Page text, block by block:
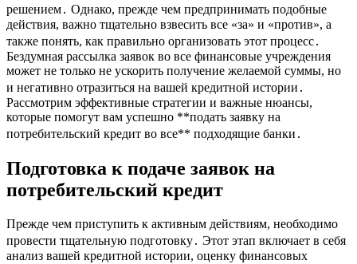
решением․ Однако, прежде чем предпринимать подобные
действия, важно тщательно взвесить все «за» и «против», а
также понять, как правильно организовать этот процесс․
Бездумная рассылка заявок во все финансовые учреждения
может не только не ускорить получение желаемой суммы, но
и негативно отразиться на вашей кредитной истории․
Рассмотрим эффективные стратегии и важные нюансы,
которые помогут вам успешно **подать заявку на
потребительский кредит во все** подходящие банки․
Подготовка к подаче заявок на
потребительский кредит
Прежде чем приступить к активным действиям, необходимо
провести тщательную подготовку․ Этот этап включает в себя
анализ вашей кредитной истории, оценку финансовых